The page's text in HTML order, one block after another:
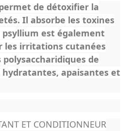
de détoxifier la
Il absorbe les toxines
psyllium est également
les irritations cutanées
de
apaisantes et
ET CONDITIONNEUR